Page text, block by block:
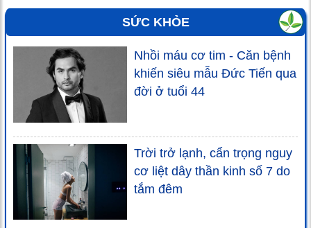
SỨC KHỎE
Nhồi máu cơ tim - Căn bệnh
khiến siêu mẫu Đức Tiến qua
đời ở tuổi 44
Trời trở lạnh, cẩn trọng nguy
cơ liệt dây thần kinh số 7 do
tắm đêm